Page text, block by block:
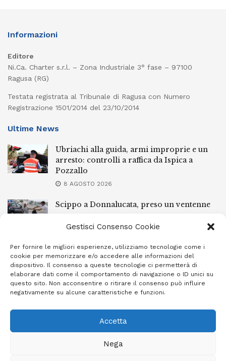
Gestisci Consenso Cookie
Per fornire le migliori esperienze, utilizziamo tecnologie come i
cookie per memorizzare e/o accedere alle informazioni del
dispositivo. Il consenso a queste tecnologie ci permetterà di
elaborare dati come il comportamento di navigazione o ID unici su
questo sito. Non acconsentire o ritirare il consenso può influire
negativamente su alcune caratteristiche e funzioni.
Accetta
Nega
Informazioni
Editore
Ni.Ca. Charter s.r.l. – Zona Industriale 3° fase – 97100
Ragusa (RG)
Testata registrata al Tribunale di Ragusa con Numero
Registrazione 1501/2014 del 23/10/2014
Ultime News
Ubriachi alla guida, armi improprie e un
arresto: controlli a raffica da Ispica a
Pozzallo
8 AGOSTO 2026
Scippo a Donnalucata, preso un ventenne
8 AGOSTO 2026
Ragusa, arrestato perché non rispettava le
prescrizioni di stare lontano dalla casa
familiare
7 AGOSTO 2026